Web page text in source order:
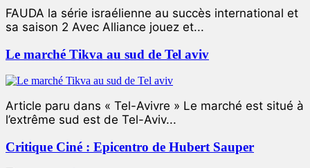
FAUDA la série israélienne au succès international et
sa saison 2 Avec Alliance jouez et...
Le marché Tikva au sud de Tel aviv
Article paru dans « Tel-Avivre » Le marché est situé à
l’extrême sud est de Tel-Aviv...
Critique Ciné : Epicentro de Hubert Sauper